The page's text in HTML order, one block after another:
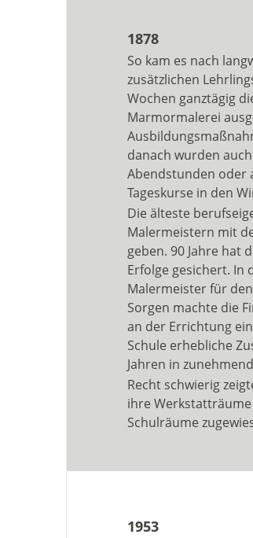
1878
So kam es nach
zusätzlichen
Wochen ganztägig
Marmormalerei
danach wurden
Abendstunden oder
Tageskurse in den
Die älteste
Malermeistern mit
geben. 90 Jahre hat
Erfolge gesichert. In
Malermeister für
Sorgen machte die
an der Errichtung
Schule erhebliche
Jahren in
Recht schwierig
ihre
Schulräume
1953